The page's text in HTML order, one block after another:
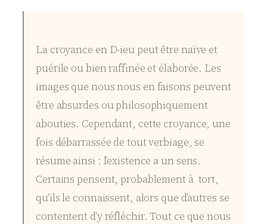
La croyance en D-ieu peut être naïve et
puérile ou bien raffinée et élaborée. Les
images que nous nous en faisons peuvent
être absurdes ou philosophiquement
abouties. Cependant, cette croyance, une
fois débarrassée de tout verbiage, se
résume ainsi : l’existence a un sens.
Certains pensent, probablement à tort,
qu’ils le connaissent, alors que d’autres se
contentent d’y réfléchir. Tout ce que nous